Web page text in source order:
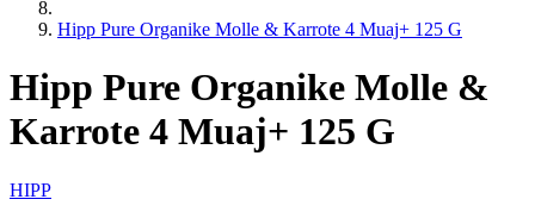
Hipp Pure Organike Molle & Karrote 4 Muaj+ 125 G
Hipp Pure Organike Molle &
Karrote 4 Muaj+ 125 G
HIPP